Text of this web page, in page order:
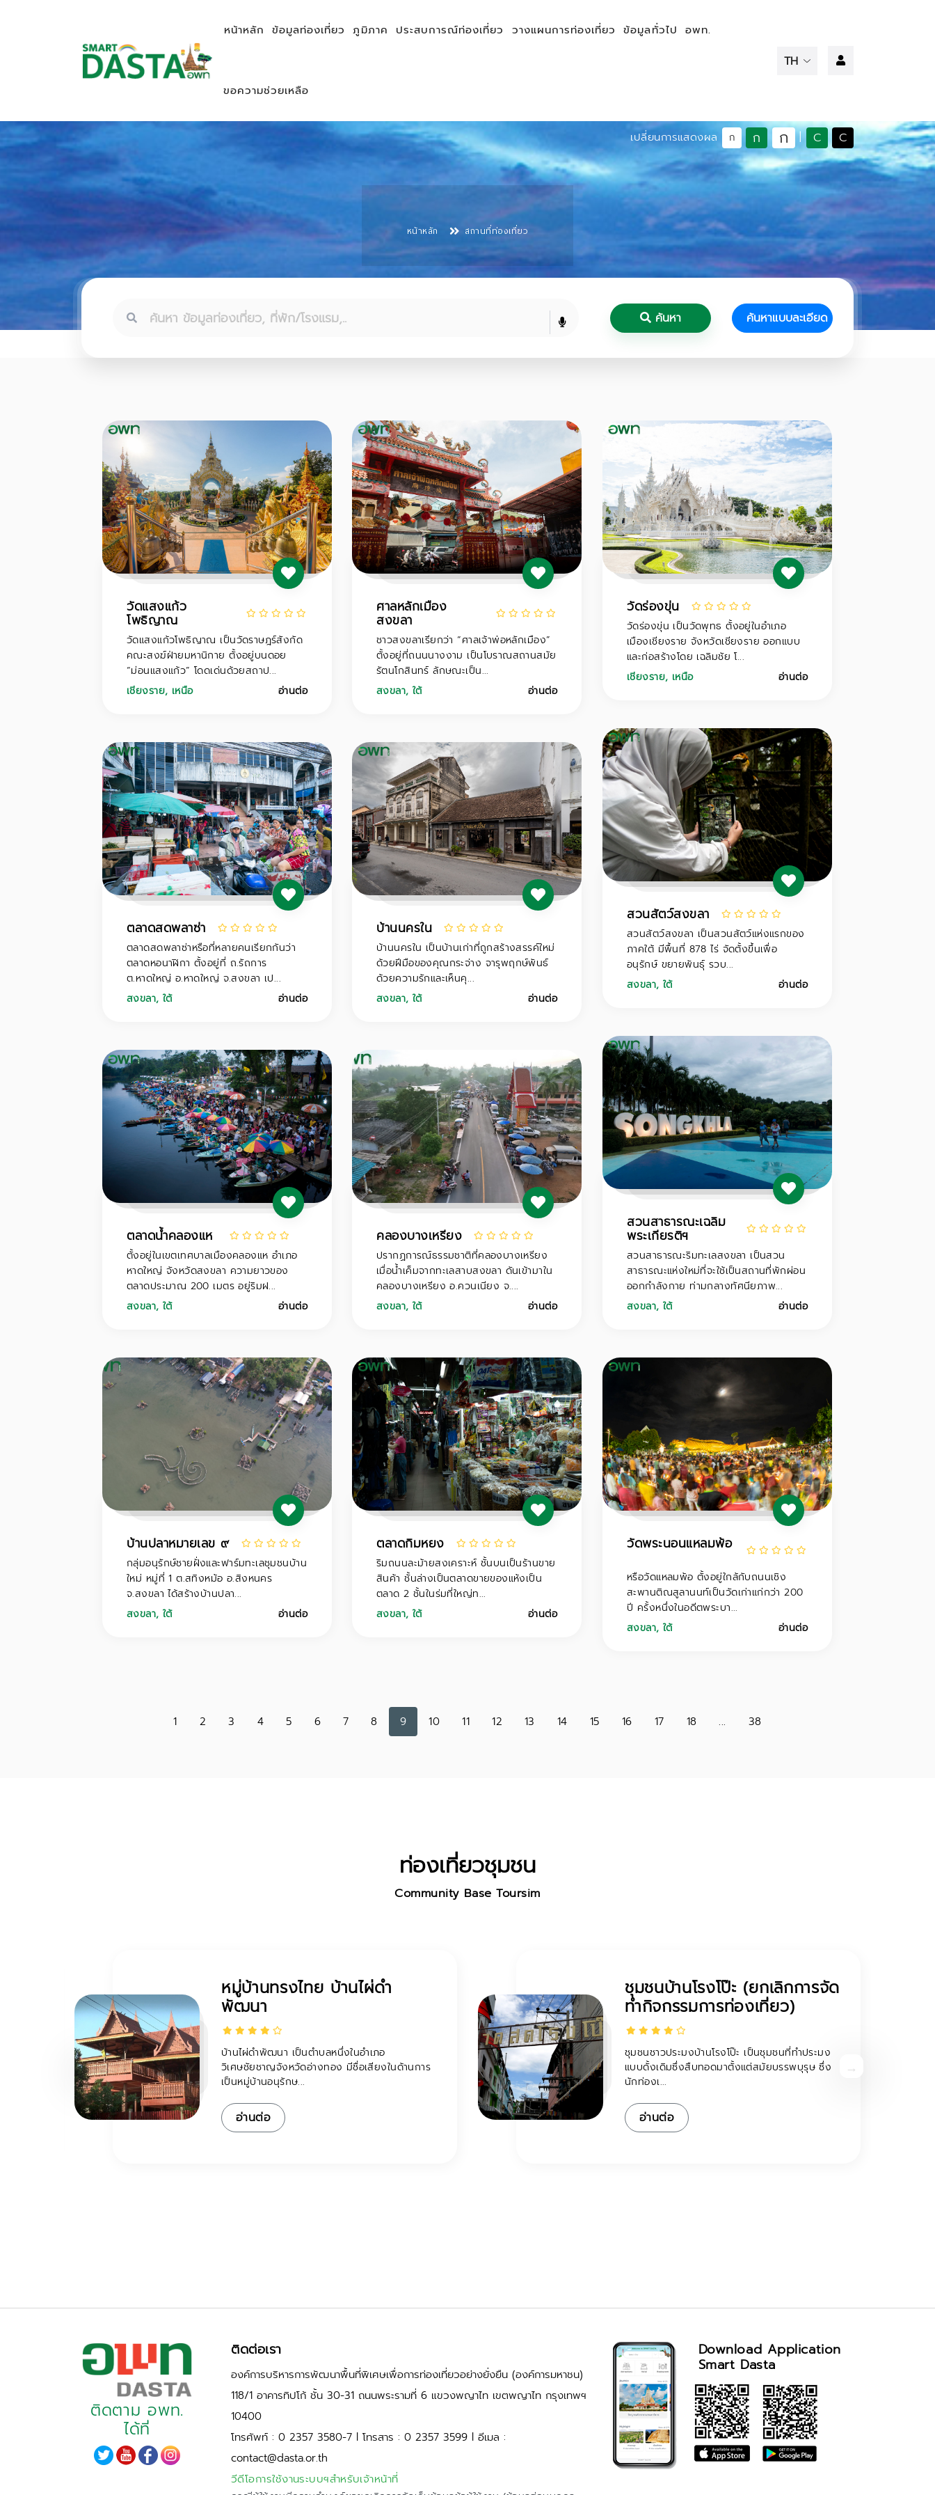
หน้าหลัก ข้อมูลท่องเที่ยว ภูมิภาค ประสบการณ์ท่องเที่ยว วางแผนการท่องเที่ยว ข้อมูลทั่วไป อพท.
ขอความช่วยเหลือ
เปลี่ยนการแสดงผล ก ก ก | C C
หน้าหลัก สถานที่ท่องเที่ยว
ค้นหา ค้นหาแบบละเอียด
วัดแสงแก้ว
โพธิญาณ
วัดแสงแก้วโพธิญาณ เป็นวัดราษฎร์สังกัด
คณะสงฆ์ฝ่ายมหานิกาย ตั้งอยู่บนดอย
“ม่อนแสงแก้ว” โดดเด่นด้วยสถาป...
เชียงราย, เหนือ อ่านต่อ
ศาลหลักเมือง
สงขลา
ชาวสงขลาเรียกว่า “ศาลเจ้าพ่อหลักเมือง”
ตั้งอยู่ที่ถนนนางงาม เป็นโบราณสถานสมัย
รัตนโกสินทร์ ลักษณะเป็น...
สงขลา, ใต้ อ่านต่อ
วัดร่องขุ่น
วัดร่องขุ่น เป็นวัดพุทธ ตั้งอยู่ในอำเภอ
เมืองเชียงราย จังหวัดเชียงราย ออกแบบ
และก่อสร้างโดย เฉลิมชัย โ...
เชียงราย, เหนือ อ่านต่อ
สวนสัตว์สงขลา
สวนสัตว์สงขลา เป็นสวนสัตว์แห่งแรกของ
ภาคใต้ มีพื้นที่ 878 ไร่ จัดตั้งขึ้นเพื่อ
อนุรักษ์ ขยายพันธุ์ รวบ...
สงขลา, ใต้ อ่านต่อ
ตลาดสดพลาซ่า
ตลาดสดพลาซ่าหรือที่หลายคนเรียกกันว่า
ตลาดหอนาฬิกา ตั้งอยู่ที่ ถ.รัถการ
ต.หาดใหญ่ อ.หาดใหญ่ จ.สงขลา เป...
สงขลา, ใต้ อ่านต่อ
บ้านนครใน
บ้านนครใน เป็นบ้านเก่าที่ถูกสร้างสรรค์ใหม่
ด้วยฝีมือของคุณกระจ่าง จารุพฤกษ์พันธ์
ด้วยความรักและเห็นคุ...
สงขลา, ใต้ อ่านต่อ
สวนสาธารณะเฉลิม
พระเกียรติฯ
สวนสาธารณะริมทะเลสงขลา เป็นสวน
สาธารณะแห่งใหม่ที่จะใช้เป็นสถานที่พักผ่อน
ออกกำลังกาย ท่ามกลางทัศนียภาพ...
สงขลา, ใต้ อ่านต่อ
ตลาดน้ำคลองแห
ตั้งอยู่ในเขตเทศบาลเมืองคลองแห อำเภอ
หาดใหญ่ จังหวัดสงขลา ความยาวของ
ตลาดประมาณ 200 เมตร อยู่ริมฝ...
สงขลา, ใต้ อ่านต่อ
คลองบางเหรียง
ปรากฏการณ์ธรรมชาติที่คลองบางเหรียง
เมื่อน้ำเค็มจากทะเลสาบสงขลา ดันเข้ามาใน
คลองบางเหรียง อ.ควนเนียง จ....
สงขลา, ใต้ อ่านต่อ
บ้านปลาหมายเลข ๙
กลุ่มอนุรักษ์ชายฝั่งและฟาร์มทะเลชุมชนบ้าน
ใหม่ หมู่ที่ 1 ต.สทิงหม้อ อ.สิงหนคร
จ.สงขลา ได้สร้างบ้านปลา...
สงขลา, ใต้ อ่านต่อ
ตลาดกิมหยง
ริมถนนละม้ายสงเคราะห์ ชั้นบนเป็นร้านขาย
สินค้า ชั้นล่างเป็นตลาดขายของแห้งเป็น
ตลาด 2 ชั้นในร่มที่ใหญ่ท...
สงขลา, ใต้ อ่านต่อ
วัดพระนอนแหลมพ้อ
หรือวัดแหลมพ้อ ตั้งอยู่ใกล้กับถนนเชิง
สะพานติณสูลานนท์เป็นวัดเก่าแก่กว่า 200
ปี ครั้งหนึ่งในอดีตพระบา...
สงขลา, ใต้ อ่านต่อ
1 2 3 4 5 6 7 8 9 10 11 12 13 14 15 16 17 18 ... 38
ท่องเที่ยวชุมชน
Community Base Toursim
ชมรมส่งเสริมการท่องเที่ยวโดย
ชุมชนเมืองโบราณทวารวดี
อู่ทอง
ชมรมส่งเสริมการท่องเที่ยวโดยชุมชนอู่ทองโบราณ
ทวารวดี จัดให้มีบริการรถรางนำนักท่องเที่ยวนั่ง
เยี่ยมชมสถ...
อ่านต่อ
ชมรมส่งเสริมการท่องเที่ยวโดย
ชุมชนเมืองเก่า
ชุมชนเมืองเก่าสุโขทัย มีแหล่งประวัติศาสตร์ โบราณ
สถานที่สำคัญ จากความสมบูรณ์ของพื้นที่ทำให้ชุม
ชนร่วมก...
อ่านต่อ
ติดตาม อพท.
ได้ที่
ติดต่อเรา
องค์การบริหารการพัฒนาพื้นที่พิเศษเพื่อการท่องเที่ยวอย่างยั่งยืน (องค์การมหาชน)
118/1 อาคารทิปโก้ ชั้น 30-31 ถนนพระรามที่ 6 แขวงพญาไท เขตพญาไท กรุงเทพฯ
10400
โทรศัพท์ : 0 2357 3580-7 l โทรสาร : 0 2357 3599 l อีเมล :
contact@dasta.or.th
วีดีโอการใช้งานระบบฯสำหรับเจ้าหน้าที่
Download Application
Smart Dasta